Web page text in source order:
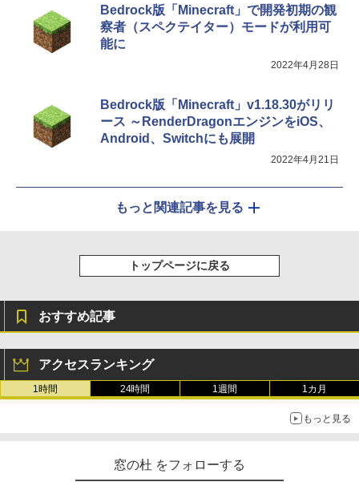
Bedrock版「Minecraft」で開発初期の観
察者（スペクテイター）モードが利用可
能に
2022年4月28日
Bedrock版「Minecraft」v1.18.30がリリ
ース ～RenderDragonエンジンをiOS、
Android、Switchにも展開
2022年4月21日
もっと関連記事を見る
トップページに戻る
おすすめ記事
アクセスランキング
1時間 24時間 1週間 1カ月
もっと見る
窓の杜 をフォローする